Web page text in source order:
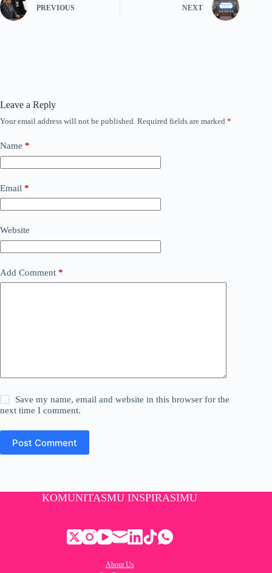
PREVIOUS NEXT
Leave a Reply
Your email address will not be published. Required fields are marked *
Name *
Email *
Website
Add Comment *
Save my name, email and website in this browser for the
next time I comment.
Post Comment
KOMUNITASMU INSPIRASIMU
About Us